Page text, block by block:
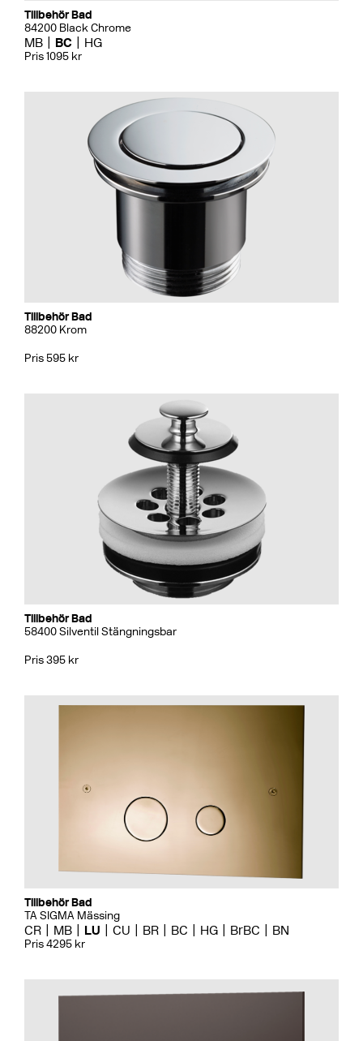
Tillbehör Bad
84200 Black Chrome
MB BC HG
Pris 1095 kr
Tillbehör Bad
88200 Krom
Pris 595 kr
Tillbehör Bad
58400 Silventil Stängningsbar
Pris 395 kr
Tillbehör Bad
TA SIGMA Mässing
CR MB LU CU BR BC HG BrBC BN
Pris 4295 kr